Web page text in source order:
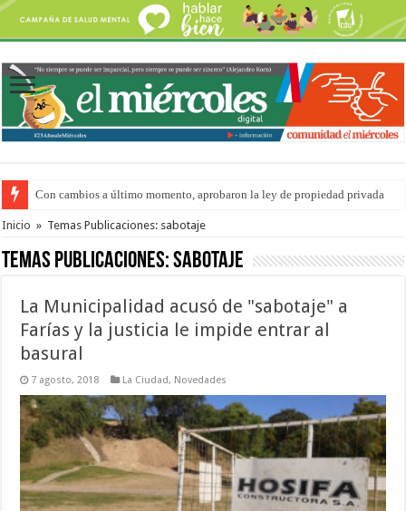
Con cambios a último momento, aprobaron la ley de propiedad privada
Adopción en Entre Ríos: el 35% de los 90 niños, niñas y adolescentes que
Inicio » Temas Publicaciones: sabotaje
Temas Publicaciones:sabotaje
La Municipalidad acusó de "sabotaje" a
Farías y la justicia le impide entrar al
basural
7 agosto, 2018 La Ciudad, Novedades